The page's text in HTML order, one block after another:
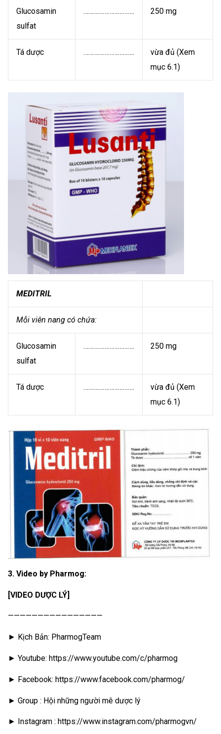
Glucosamin
sulfat
…………………………. 250 mg
Tá dược ………………………….
vừa đủ (Xem
mục 6.1)
MEDITRIL
Mỗi viên nang có chứa:
Glucosamin
sulfat
…………………………. 250 mg
Tá dược ………………………….
vừa đủ (Xem
mục 6.1)
3. Video by Pharmog:
[VIDEO DƯỢC LÝ]
————————————————
► Kịch Bản: PharmogTeam
► Youtube: https://www.youtube.com/c/pharmog
► Facebook: https://www.facebook.com/pharmog/
► Group : Hội những người mê dược lý
► Instagram : https://www.instagram.com/pharmogvn/